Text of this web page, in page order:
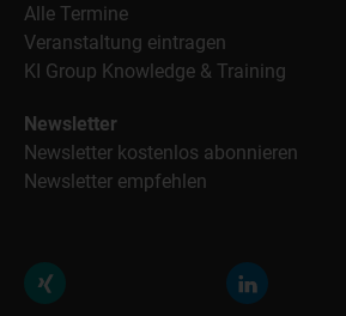
Alle Termine
Veranstaltung eintragen
KI Group Knowledge & Training
Newsletter
Newsletter kostenlos abonnieren
Newsletter empfehlen